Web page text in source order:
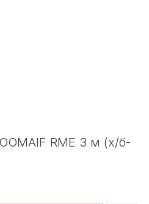
RME 3 м (х/б-